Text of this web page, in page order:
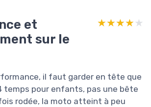
et
sur le
★★★★★
★★★★★
il faut garder en tête que
temps pour enfants, pas une bête
rodée, la moto atteint à peu